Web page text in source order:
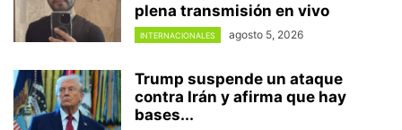
plena transmisión en vivo
INTERNACIONALES agosto 5, 2026
Trump suspende un ataque
contra Irán y afirma que hay
bases...